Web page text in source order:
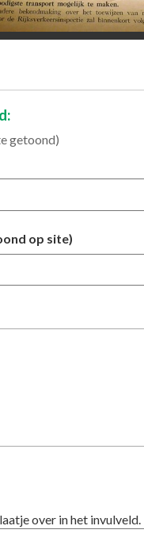
getoond)
op site)
over in het invulveld.